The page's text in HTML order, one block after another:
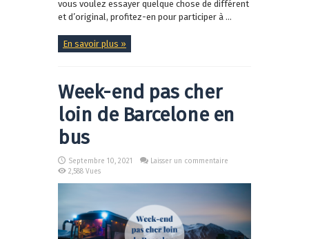
vous voulez essayer quelque chose de différent
et d’original, profitez-en pour participer à ...
En savoir plus »
Week-end pas cher
loin de Barcelone en
bus
Septembre 10, 2021
Laisser un commentaire
2,588 Vues